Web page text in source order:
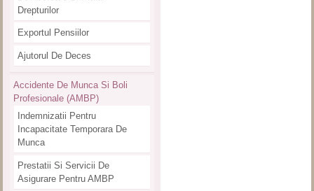
Drepturilor
Exportul Pensiilor
Ajutorul De Deces
Accidente De Munca Si Boli
Profesionale (AMBP)
Indemnizatii Pentru
Incapacitate Temporara De
Munca
Prestatii Si Servicii De
Asigurare Pentru AMBP